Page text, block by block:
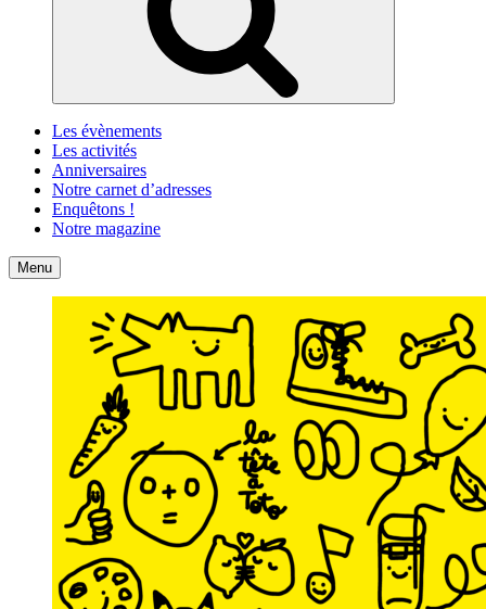
Les évènements
Les activités
Anniversaires
Notre carnet d’adresses
Enquêtons !
Notre magazine
Accueil
Menu Contact